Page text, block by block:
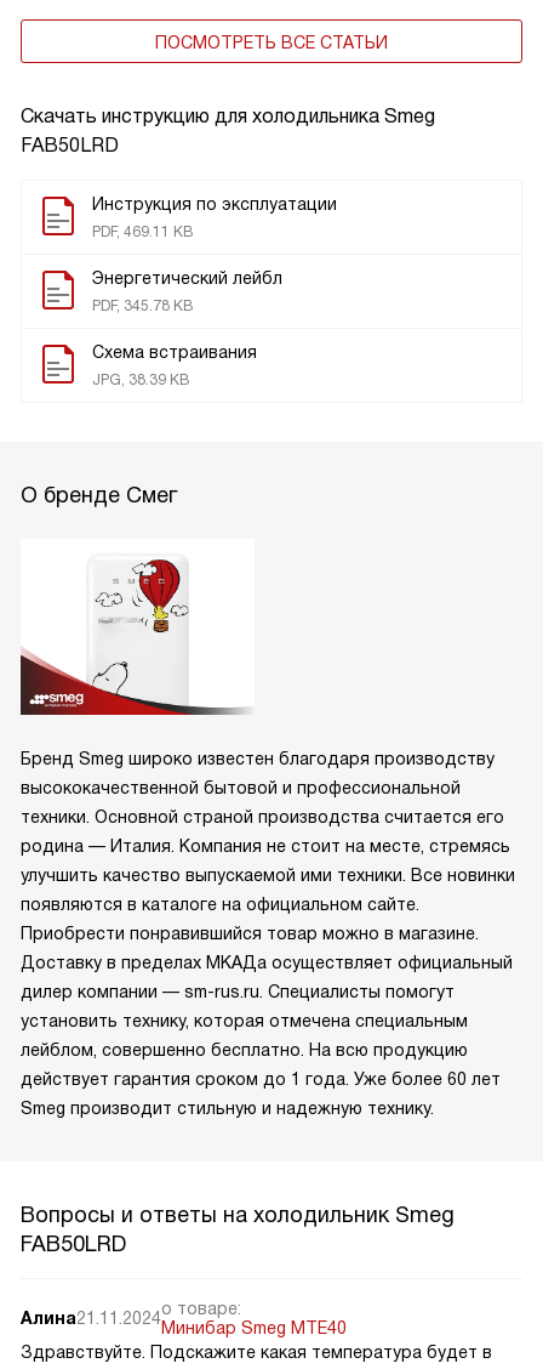
Скачать инструкцию для холодильника Smeg
FAB50LRD
Инструкция по эксплуатации
PDF, 469.11 KB
Энергетический лейбл
PDF, 345.78 KB
Схема встраивания
JPG, 38.39 KB
ПОСМОТРЕТЬ ВСЕ СТАТЬИ
О бренде Смег
Бренд Smeg широко известен благодаря производству
высококачественной бытовой и профессиональной
техники. Основной страной производства считается его
родина — Италия. Компания не стоит на месте, стремясь
улучшить качество выпускаемой ими техники. Все новинки
появляются в каталоге на официальном сайте.
Приобрести понравившийся товар можно в магазине.
Доставку в пределах МКАДа осуществляет официальный
дилер компании — sm-rus.ru. Специалисты помогут
установить технику, которая отмечена специальным
лейблом, совершенно бесплатно. На всю продукцию
действует гарантия сроком до 1 года. Уже более 60 лет
Smeg производит стильную и надежную технику.
Вопросы и ответы на холодильник Smeg
FAB50LRD
Алина21.11.2024о товаре:
Минибар Smeg MTE40
Здравствуйте. Подскажите какая температура будет в